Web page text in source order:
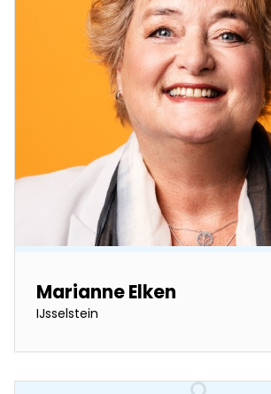
Marianne Elken
IJsselstein